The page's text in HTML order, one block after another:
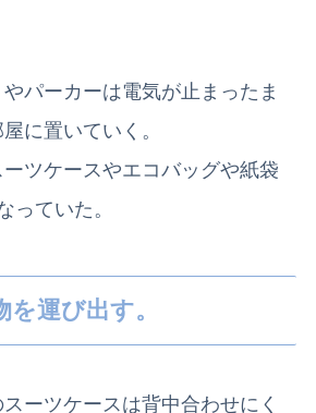
パーカーは電気が止まったま
に置いていく。
ツケースやエコバッグや紙袋
っていた。
運び出す。
ーツケースは背中合わせにく